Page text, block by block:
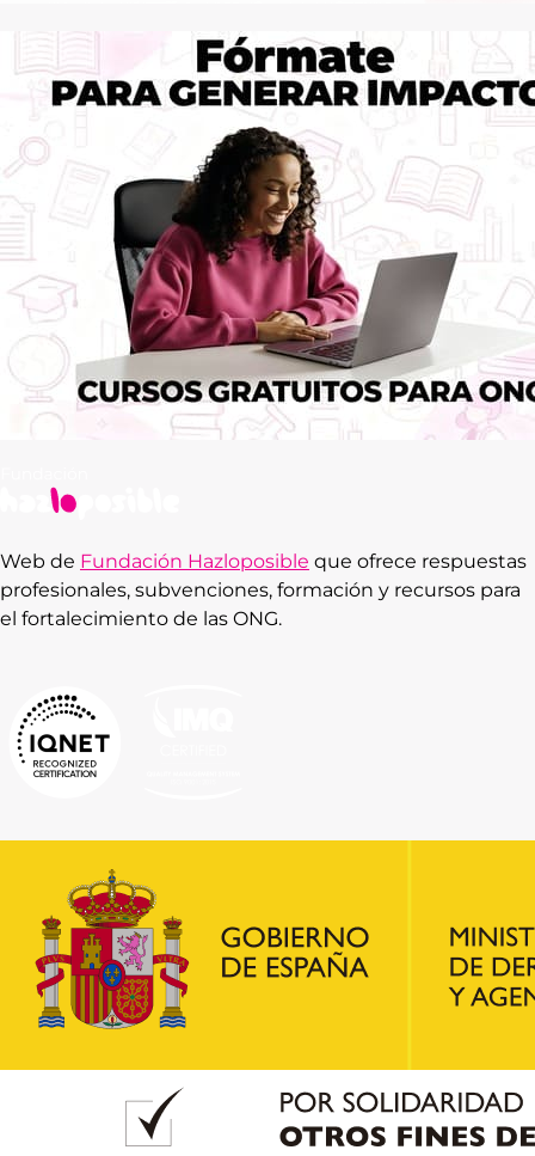
Web de Fundación Hazloposible que ofrece respuestas
profesionales, subvenciones, formación y recursos para
el fortalecimiento de las ONG.